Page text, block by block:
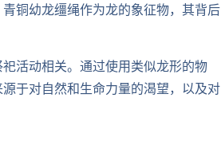
铜幼龙缰绳作为龙的象征物，其背后
活动相关。通过使用类似龙形的物
于对自然和生命力量的渴望，以及对